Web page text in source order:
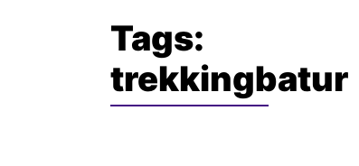
Tags:
trekkingbatur